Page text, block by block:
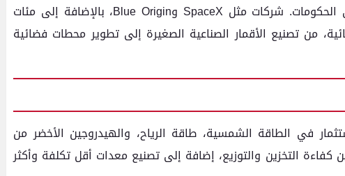
التوسع في صناعة الفضاء لم يعد حكرًا على الحكومات. شركات مثل SpaceX وBlue Origin، بالإضافة إلى مئات
من تصنيع الأقمار الصناعية الصغيرة إلى تطوير محطات فضائية
في الطاقة الشمسية، طاقة الرياح، والهيدروجين الأخضر من
كفاءة التخزين والتوزيع، إضافة إلى تصنيع معدات أقل تكلفة وأكثر